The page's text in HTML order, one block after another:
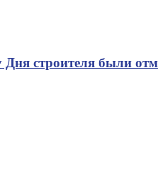
Дня строителя были